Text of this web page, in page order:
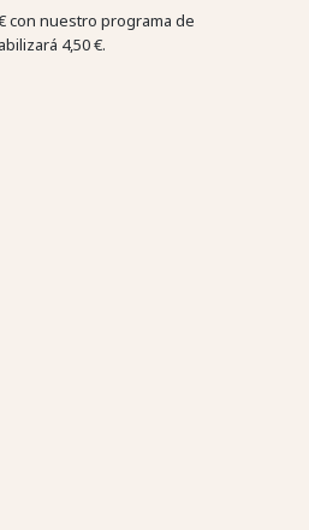
con nuestro programa de
4,50 €.